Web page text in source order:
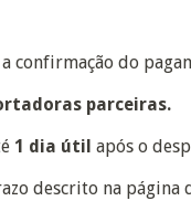
confirmação do
1 dia útil após o
descrito na página